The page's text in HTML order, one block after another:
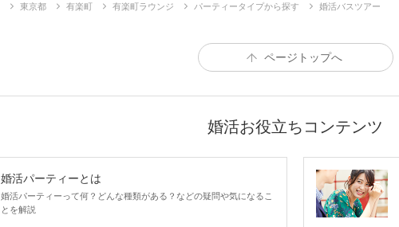
東京都 有楽町 有楽町ラウンジ パーティータイプから探す 婚活バスツアー
ページトップへ
婚活お役立ちコンテンツ
婚活パーティーとは
婚活パーティーって何？どんな種類がある？などの疑問や気になるこ
とを解説